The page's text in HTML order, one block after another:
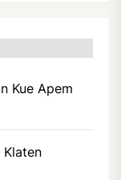
Kue Apem